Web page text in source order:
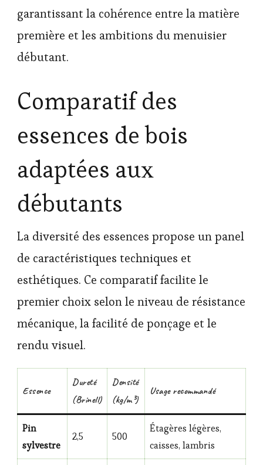
garantissant la cohérence entre la matière
première et les ambitions du menuisier
débutant.
Comparatif des
essences de bois
adaptées aux
débutants
La diversité des essences propose un panel
de caractéristiques techniques et
esthétiques. Ce comparatif facilite le
premier choix selon le niveau de résistance
mécanique, la facilité de ponçage et le
rendu visuel.
Essence
Dureté
(Brinell)
Densité
(kg/m³)
Usage recommandé
Pin
sylvestre
2,5 500
Étagères légères,
caisses, lambris